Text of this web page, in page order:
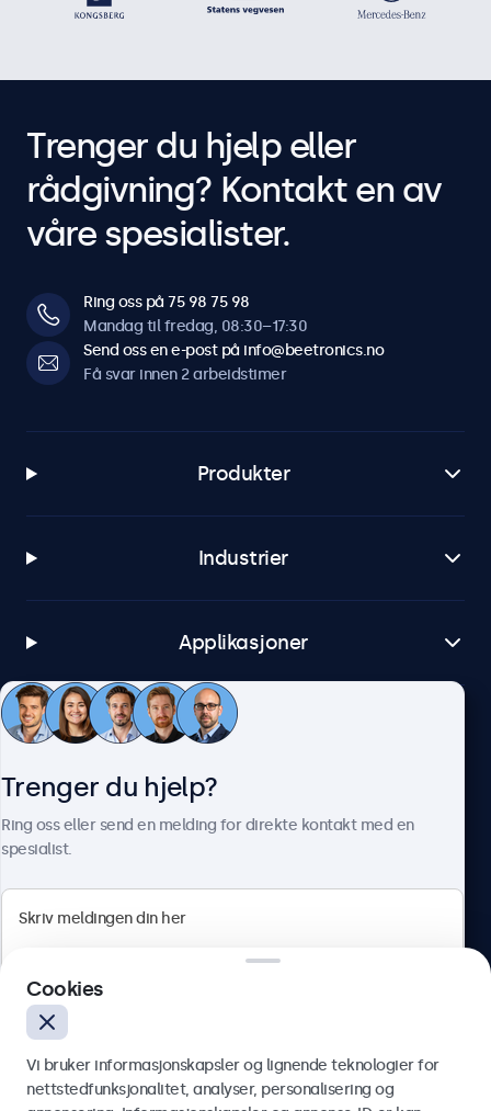
Trenger du hjelp eller
rådgivning? Kontakt en av
våre spesialister.
Ring oss på 75 98 75 98
Mandag til fredag, 08:30–17:30
Send oss en e-post på info@beetronics.no
Få svar innen 2 arbeidstimer
Produkter
Industrier
Applikasjoner
Kundeservice
Norsk
Trenger du hjelp?
Ring oss eller send en melding for direkte kontakt med en
spesialist.
Cookies
Vi bruker informasjonskapsler og lignende teknologier for
nettstedfunksjonalitet, analyser, personalisering og